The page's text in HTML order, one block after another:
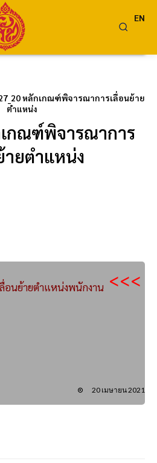
EN
หลักเกณฑ์พิจารณาการเลื่อนย้าย
ตำแหน่ง
เกณฑ์พิจารณาการ
ายตำแหน่ง
นย้ายตำแหน่งพนักงาน <<<
20 เมษายน 2021